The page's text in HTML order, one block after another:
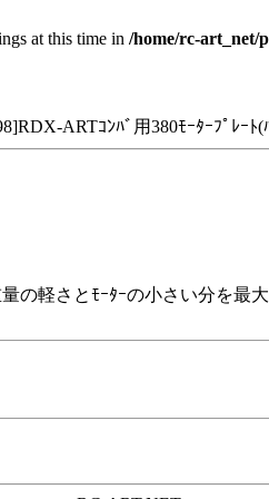
at this time in /home/rc-art_net/
ARTｺﾝﾊﾞ用380ﾓｰﾀｰﾌﾟﾚｰﾄ(
の軽さとﾓｰﾀｰの小さい分を最